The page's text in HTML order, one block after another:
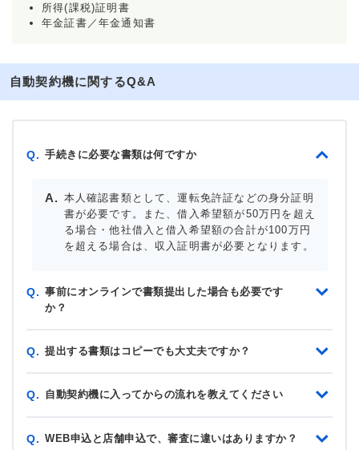
所得(課税)証明書
年金証書／年金通知書
自動契約機に関するQ&A
Q. 手続きに必要な書類は何ですか
本人確認書類として、運転免許証などの身分証明
書が必要です。また、借入希望額が50万円を超え
る場合・他社借入と借入希望額の合計が100万円
を超える場合は、収入証明書が必要となります。
Q. 事前にオンラインで書類提出した場合も必要です
か？
Q. 提出する書類はコピーでも大丈夫ですか？
Q. 自動契約機に入ってからの流れを教えてください
Q. WEB申込と店舗申込で、審査に違いはありますか？